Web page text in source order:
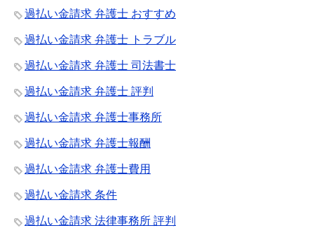
過払い金請求 弁護士 おすすめ
過払い金請求 弁護士 トラブル
過払い金請求 弁護士 司法書士
過払い金請求 弁護士 評判
過払い金請求 弁護士事務所
過払い金請求 弁護士報酬
過払い金請求 弁護士費用
過払い金請求 条件
過払い金請求 法律事務所 評判